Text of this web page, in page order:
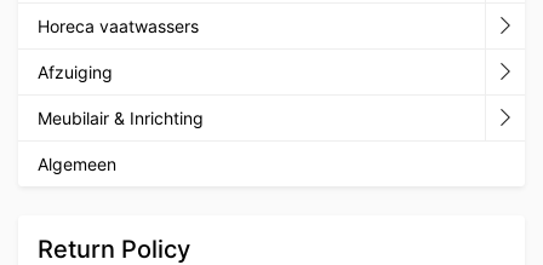
Horeca vaatwassers
Afzuiging
Meubilair & Inrichting
Algemeen
Return Policy